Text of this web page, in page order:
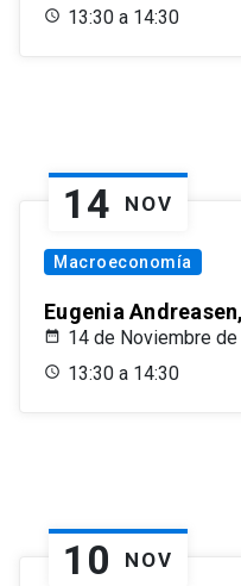
13:30 a 14:30
14 NOV
Macroeconomía
Eugenia
14 de Noviembre de
13:30 a 14:30
10 NOV